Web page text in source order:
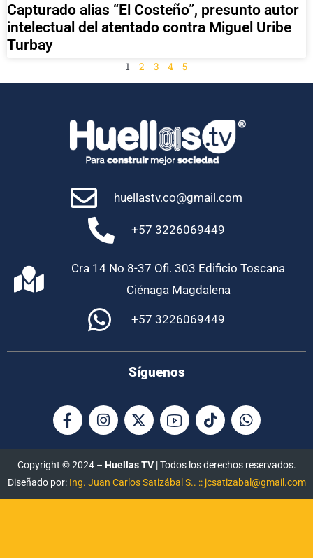
Capturado alias “El Costeño”, presunto autor
intelectual del atentado contra Miguel Uribe
Turbay
1 2 3 4 5
huellastv.co@gmail.com
+57 3226069449
Cra 14 No 8-37 Ofi. 303 Edificio Toscana
Ciénaga Magdalena
+57 3226069449
Síguenos
Copyright © 2024 – Huellas TV| Todos los derechos reservados.
Diseñado por: Ing. Juan Carlos Satizábal S.. :: jcsatizabal@gmail.com